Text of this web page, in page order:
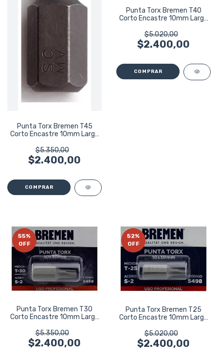
Punta Torx Bremen T45
Corto Encastre 10mm Largo
$5.350,00
$2.400,00
Punta Torx Bremen T40
Corto Encastre 10mm Largo
$5.020,00
$2.400,00
55%
OFF
Punta Torx Bremen T30
Corto Encastre 10mm Largo
$5.350,00
$2.400,00
52%
OFF
Punta Torx Bremen T25
Corto Encastre 10mm Largo
$5.020,00
$2.400,00